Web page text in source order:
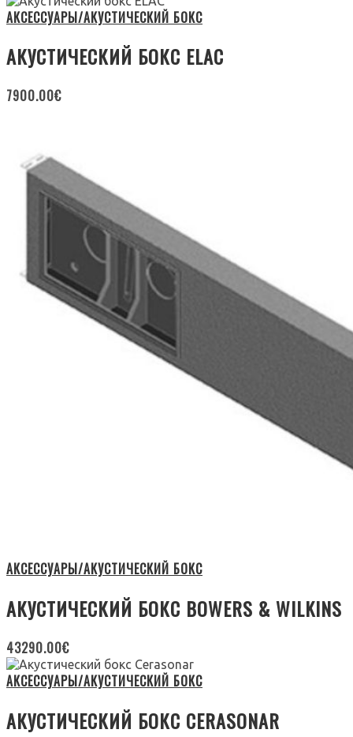
АКСЕССУАРЫ/АКУСТИЧЕСКИЙ БОКС
АКУСТИЧЕСКИЙ БОКС ELAC
7900.00€
АКСЕССУАРЫ/АКУСТИЧЕСКИЙ БОКС
АКУСТИЧЕСКИЙ БОКС BOWERS & WILKINS
43290.00€
АКСЕССУАРЫ/АКУСТИЧЕСКИЙ БОКС
АКУСТИЧЕСКИЙ БОКС CERASONAR